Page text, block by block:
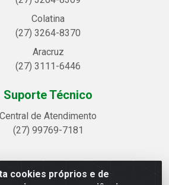
cookies próprios e de
Colatina
(27) 3264-8370
Aracruz
(27) 3111-6446
Suporte Técnico
Central de Atendimento
(27) 99769-7181
LTDA - Avenida Alegre, 2521 -